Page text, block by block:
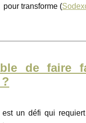
pour transforme (
de faire
un défi qui